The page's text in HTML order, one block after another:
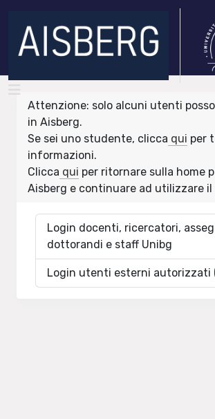
Attenzione: solo alcuni utenti
in Aisberg.
Se sei uno studente, clicca qui per
informazioni.
Clicca qui per ritornare sulla home
Aisberg e continuare ad utilizzare il
Login docenti, ricercatori,
dottorandi e staff Unibg
Login utenti esterni autorizzati